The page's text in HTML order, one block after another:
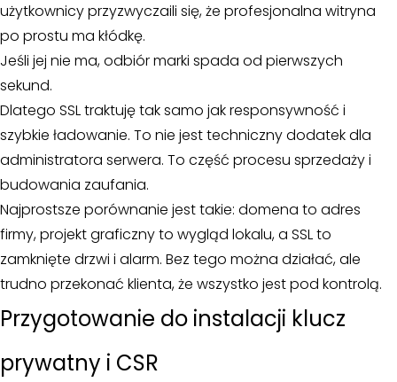
użytkownicy przyzwyczaili się, że profesjonalna witryna
po prostu ma kłódkę.
Jeśli jej nie ma, odbiór marki spada od pierwszych
sekund.
Dlatego SSL traktuję tak samo jak responsywność i
szybkie ładowanie. To nie jest techniczny dodatek dla
administratora serwera. To część procesu sprzedaży i
budowania zaufania.
Najprostsze porównanie jest takie: domena to adres
firmy, projekt graficzny to wygląd lokalu, a SSL to
zamknięte drzwi i alarm. Bez tego można działać, ale
trudno przekonać klienta, że wszystko jest pod kontrolą.
Przygotowanie do instalacji klucz
prywatny i CSR